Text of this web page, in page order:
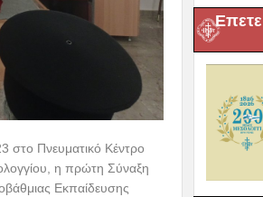
στο Πνευματικό Κέντρο
η πρώτη Σύναξη
Εκπαίδευσης